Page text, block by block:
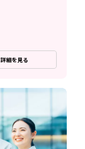
詳細を見る